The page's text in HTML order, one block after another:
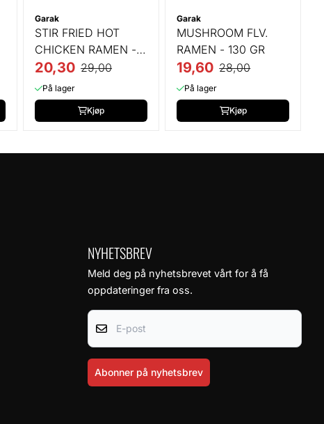
Garak
STIR FRIED HOT
CHICKEN RAMEN -
130 GR
20,30 29,00
På lager
Kjøp
Garak
MUSHROOM FLV.
RAMEN - 130 GR
19,60 28,00
På lager
Kjøp
NYHETSBREV
Meld deg på nyhetsbrevet vårt for å få
oppdateringer fra oss.
E-post
Abonner på nyhetsbrev